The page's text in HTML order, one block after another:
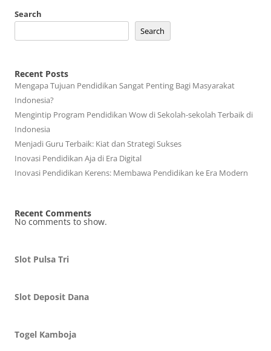
Search
Search
Recent Posts
Mengapa Tujuan Pendidikan Sangat Penting Bagi Masyarakat
Indonesia?
Mengintip Program Pendidikan Wow di Sekolah-sekolah Terbaik di
Indonesia
Menjadi Guru Terbaik: Kiat dan Strategi Sukses
Inovasi Pendidikan Aja di Era Digital
Inovasi Pendidikan Kerens: Membawa Pendidikan ke Era Modern
Recent Comments
No comments to show.
Slot Pulsa Tri
Slot Deposit Dana
Togel Kamboja